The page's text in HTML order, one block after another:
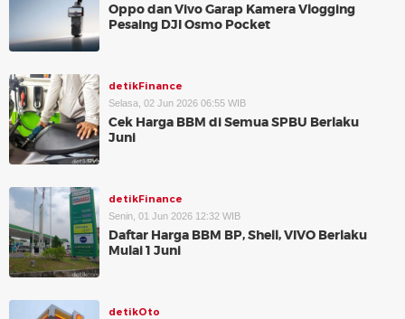
Oppo dan Vivo Garap Kamera Vlogging
Pesaing DJI Osmo Pocket
detikFinance
Selasa, 02 Jun 2026 06:55 WIB
Cek Harga BBM di Semua SPBU Berlaku
Juni
detikFinance
Senin, 01 Jun 2026 12:32 WIB
Daftar Harga BBM BP, Shell, VIVO Berlaku
Mulai 1 Juni
detikOto